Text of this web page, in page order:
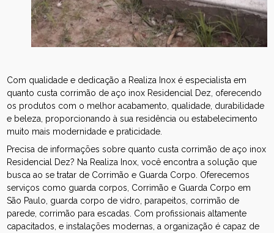
Com qualidade e dedicação a Realiza Inox é especialista em
quanto custa corrimão de aço inox Residencial Dez, oferecendo
os produtos com o melhor acabamento, qualidade, durabilidade
e beleza, proporcionando à sua residência ou estabelecimento
muito mais modernidade e praticidade.
Precisa de informações sobre quanto custa corrimão de aço inox
Residencial Dez? Na Realiza Inox, você encontra a solução que
busca ao se tratar de Corrimão e Guarda Corpo. Oferecemos
serviços como guarda corpos, Corrimão e Guarda Corpo em
São Paulo, guarda corpo de vidro, parapeitos, corrimão de
parede, corrimão para escadas. Com profissionais altamente
capacitados, e instalações modernas, a organização é capaz de